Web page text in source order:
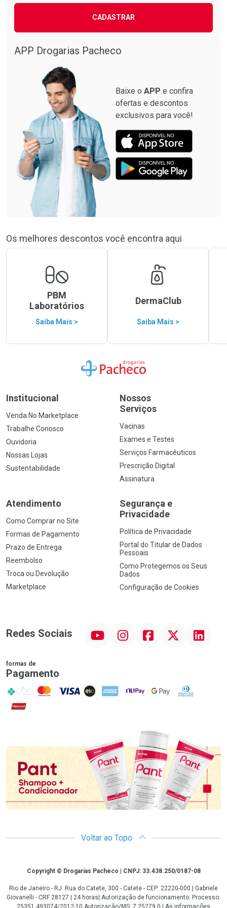
CADASTRAR
APP Drogarias Pacheco
Baixe o APP e confira
ofertas e descontos
exclusivos para você!
Os melhores descontos você encontra aqui
PBM
Laboratórios
Saiba Mais >
DermaClub
Saiba Mais >
Ir para a Home
Institucional
Venda No Marketplace
Trabalhe Conosco
Ouvidoria
Nossas Lojas
Sustentabilidade
Nossos
Serviços
Vacinas
Exames e Testes
Serviços Farmacêuticos
Prescrição Digital
Assinatura
Atendimento
Como Comprar no Site
Formas de Pagamento
Prazo de Entrega
Reembolso
Troca ou Devolução
Marketplace
Segurança e
Privacidade
Política de Privacidade
Portal do Titular de Dados
Pessoais
Como Protegemos os Seus
Dados
Configuração de Cookies
Redes Sociais InstagramFacebook Linkedin
formas de
Pagamento
PIX MasterCard
VISA ELO AMEX NuPay Google PayDiners Club
Hipercard
Promoção em Destaque
Voltar ao Topo
CopyrightCopyright © Drogarias Pacheco | CNPJ: 33.438.250/0187-08
Rio de Janeiro - RJ: Rua do Catete, 300 - Catete - CEP: 22220-000 | Gabriele
Giovanelli - CRF 28127 | 24 horas| Autorização de funcionamento: Processo:
25351.493074/2012-10 Autorização/MS: 7.25279.0 | As informações